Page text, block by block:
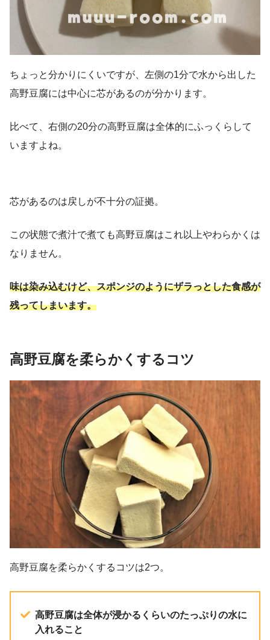
ちょっと分かりにくいですが、左側の1分で水から出した
高野豆腐には中心に芯があるのが分かります。
比べて、右側の20分の高野豆腐は全体的にふっくらして
いますよね。
芯があるのは戻しが不十分の証拠。
この状態で煮汁で煮ても高野豆腐はこれ以上やわらかくは
なりません。
味は染み込むけど、スポンジのようにザラっとした食感が
残ってしまいます。
高野豆腐を柔らかくするコツ
高野豆腐を柔らかくするコツは2つ。
高野豆腐は全体が浸かるくらいのたっぷりの水に
入れること